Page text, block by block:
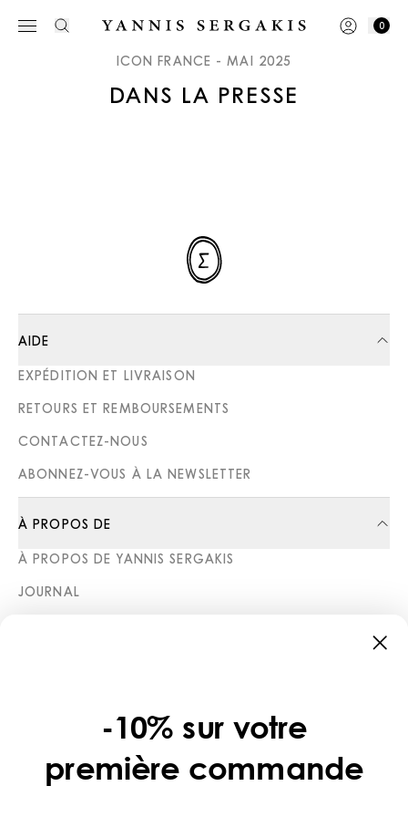
0
ICON FRANCE - MAI 2025
DANS LA PRESSE
AIDE
EXPÉDITION ET LIVRAISON
RETOURS ET REMBOURSEMENTS
CONTACTEZ-NOUS
ABONNEZ-VOUS À LA NEWSLETTER
À PROPOS DE
À PROPOS DE YANNIS SERGAKIS
JOURNAL
POLITIQUE DE CONFIDENTIALITÉ
-10% sur votre
première commande